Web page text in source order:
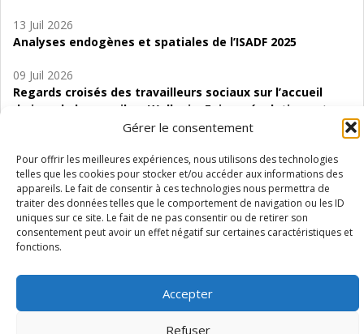
Gérer le consentement
Pour offrir les meilleures expériences, nous utilisons des technologies
telles que les cookies pour stocker et/ou accéder aux informations des
appareils. Le fait de consentir à ces technologies nous permettra de
traiter des données telles que le comportement de navigation ou les ID
uniques sur ce site. Le fait de ne pas consentir ou de retirer son
consentement peut avoir un effet négatif sur certaines caractéristiques et
fonctions.
Accepter
Refuser
13 Juil 2026
Analyses endogènes et spatiales de l’ISADF 2025
09 Juil 2026
Regards croisés des travailleurs sociaux sur l’accueil
de jour de bas seuil en Wallonie. Enjeux, évolutions et
06 Juil 2026
Étude d’évaluabilité des Structures
d’accompagnement à l’autocréation d’emploi (SAACE)
01 Juil 2026
Pénurie du personnel infirmier :quels indicateurs
Wallonie ?